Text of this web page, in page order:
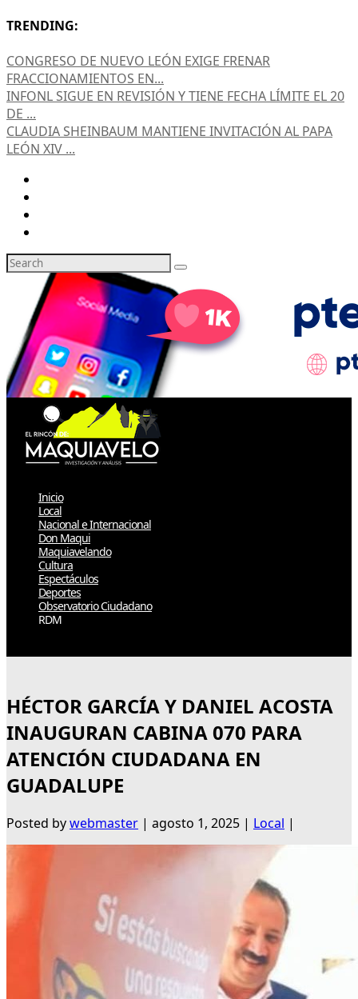
TRENDING:
CONGRESO DE NUEVO LEÓN EXIGE FRENAR
FRACCIONAMIENTOS EN...
INFONL SIGUE EN REVISIÓN Y TIENE FECHA LÍMITE EL 20
DE ...
CLAUDIA SHEINBAUM MANTIENE INVITACIÓN AL PAPA
LEÓN XIV ...
Inicio
Local
Nacional e Internacional
Don Maqui
Maquiavelando
Cultura
Espectáculos
Deportes
Observatorio Ciudadano
RDM
HÉCTOR GARCÍA Y DANIEL ACOSTA
INAUGURAN CABINA 070 PARA
ATENCIÓN CIUDADANA EN
GUADALUPE
Posted bywebmaster | agosto 1, 2025 | Local |